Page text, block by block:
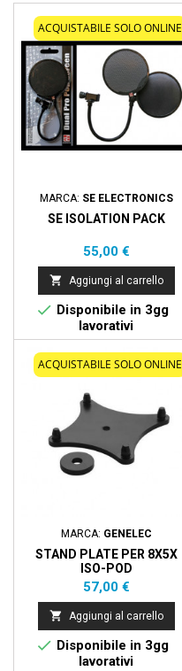
ACQUISTABILE SOLO ONLINE
MARCA: SE ELECTRONICS
SE ISOLATION PACK
Prezzo
55,00 €
 Aggiungi al carrello
 Disponibile in 3gg
lavorativi
ACQUISTABILE SOLO ONLINE
MARCA: GENELEC
STAND PLATE PER 8X5X
ISO-POD
Prezzo
57,00 €
 Aggiungi al carrello
 Disponibile in 3gg
lavorativi